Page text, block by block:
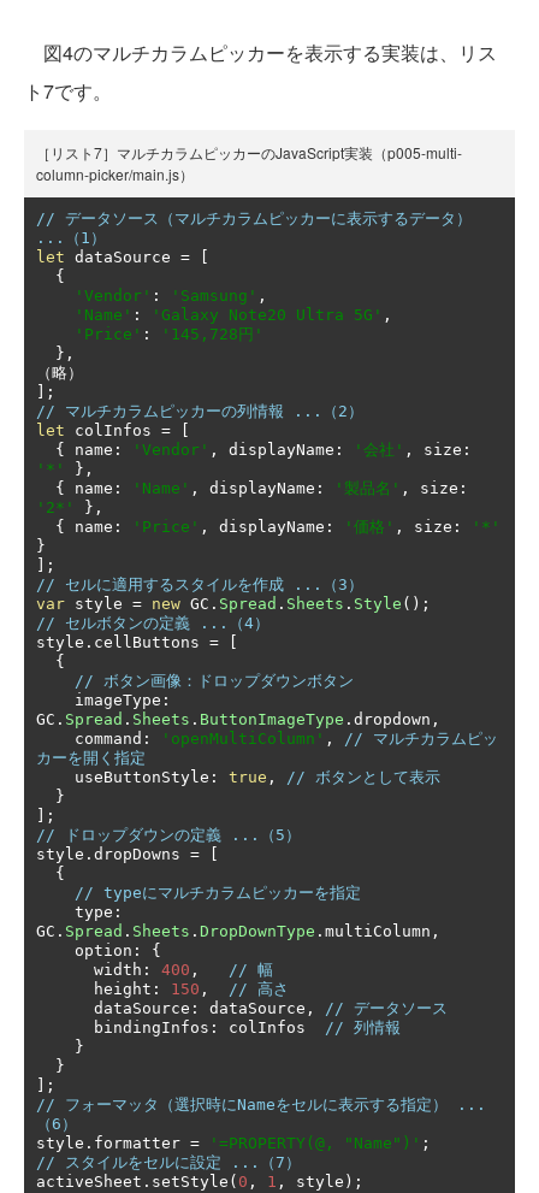
図4のマルチカラムピッカーを表示する実装は、リス
ト7です。
［リスト7］マルチカラムピッカーのJavaScript実装（p005-multi-
column-picker/main.js）
// データソース（マルチカラムピッカーに表示するデータ）
...（1）
let dataSource =
{
'Vendor' : 'Samsung' ,
'Name' : 'Galaxy Note20 Ultra 5G' ,
'Price' :
'145,728円'
},
（略）
];
// マルチカラムピッカーの列情報 ...（2）
let colInfos =
{
name : 'Vendor' , displayName : '会社' , size :
'*'
},
{
name : 'Name' , displayName : '製品名' , size :
'2*'
},
{
name : 'Price' , displayName : '価格' , size :
'*'
}
];
// セルに適用するスタイルを作成 ...（3）
var style = new GC . Spread . Sheets . Style ();
// セルボタンの定義 ...（4）
style . cellButtons =
{
// ボタン画像：ドロップダウンボタン
    imageType
:
GC . Spread . Sheets . ButtonImageType . dropdown ,
    command
: 'openMultiColumn' ,
// マルチカラムピッ
カーを開く指定
    useButtonStyle
: true ,
// ボタンとして表示
}
];
// ドロップダウンの定義 ...（5）
style . dropDowns =
{
// typeにマルチカラムピッカーを指定
    type
:
GC . Spread . Sheets . DropDownType . multiColumn ,
    option
:
{
      width
: 400 ,
// 幅
      height
: 150 ,
// 高さ
      dataSource
: dataSource ,
// データソース
      bindingInfos
: colInfos // 列情報
}
}
];
// フォーマッタ（選択時にNameをセルに表示する指定） ...
（6）
style . formatter = '=PROPERTY(@, "Name")' ;
// スタイルをセルに設定 ...（7）
activeSheet . setStyle ( 0 , 1 , style );